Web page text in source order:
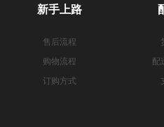
新手上路
售后流程
购物流程
订购方式
配